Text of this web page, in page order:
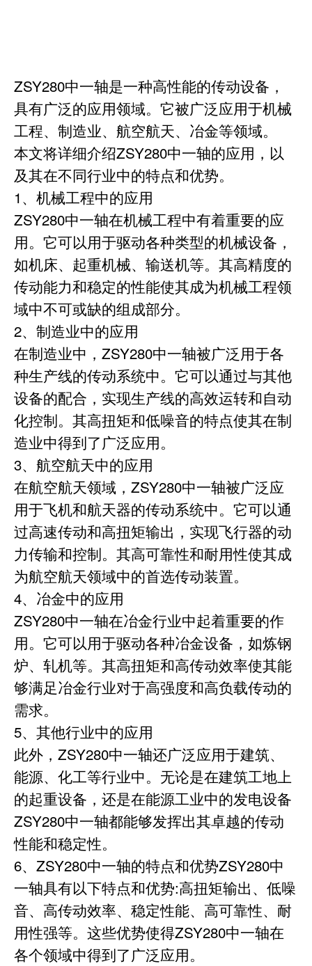
ZSY280中一轴是一种高性能的传动设备，
具有广泛的应用领域。它被广泛应用于机械
工程、制造业、航空航天、冶金等领域。
本文将详细介绍ZSY280中一轴的应用，以
及其在不同行业中的特点和优势。
1、机械工程中的应用
ZSY280中一轴在机械工程中有着重要的应
用。它可以用于驱动各种类型的机械设备，
如机床、起重机械、输送机等。其高精度的
传动能力和稳定的性能使其成为机械工程领
域中不可或缺的组成部分。
2、制造业中的应用
在制造业中，ZSY280中一轴被广泛用于各
种生产线的传动系统中。它可以通过与其他
设备的配合，实现生产线的高效运转和自动
化控制。其高扭矩和低噪音的特点使其在制
造业中得到了广泛应用。
3、航空航天中的应用
在航空航天领域，ZSY280中一轴被广泛应
用于飞机和航天器的传动系统中。它可以通
过高速传动和高扭矩输出，实现飞行器的动
力传输和控制。其高可靠性和耐用性使其成
为航空航天领域中的首选传动装置。
4、冶金中的应用
ZSY280中一轴在冶金行业中起着重要的作
用。它可以用于驱动各种冶金设备，如炼钢
炉、轧机等。其高扭矩和高传动效率使其能
够满足冶金行业对于高强度和高负载传动的
需求。
5、其他行业中的应用
此外，ZSY280中一轴还广泛应用于建筑、
能源、化工等行业中。无论是在建筑工地上
的起重设备，还是在能源工业中的发电设备
ZSY280中一轴都能够发挥出其卓越的传动
性能和稳定性。
6、ZSY280中一轴的特点和优势ZSY280中
一轴具有以下特点和优势:高扭矩输出、低噪
音、高传动效率、稳定性能、高可靠性、耐
用性强等。这些优势使得ZSY280中一轴在
各个领域中得到了广泛应用。